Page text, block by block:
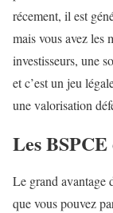
récement, il est
mais vous avez les
investisseurs, une
et c’est un jeu
une valorisation
Les
Le grand avantage
que vous pouvez